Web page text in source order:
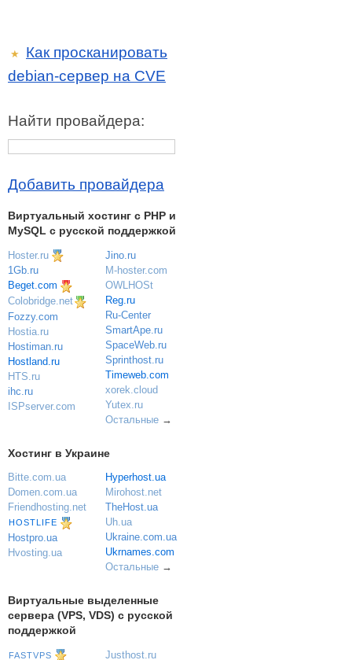
★
Как просканировать
debian-сервер на CVE
Найти провайдера:
Добавить провайдера
Виртуальный хостинг c PHP и
MySQL с русской поддержкой
Hoster.ru
1Gb.ru
Beget.com
Colobridge.net
Fozzy.com
Hostia.ru
Hostiman.ru
Hostland.ru
HTS.ru
ihc.ru
ISPserver.com
Jino.ru
M-hoster.com
OWLHOSt
Reg.ru
Ru-Center
SmartApe.ru
SpaceWeb.ru
Sprinthost.ru
Timeweb.com
xorek.cloud
Yutex.ru
Остальные→
Хостинг в Украине
Bitte.com.ua
Domen.com.ua
Friendhosting.net
HOSTLIFE
Hostpro.ua
Hvosting.ua
Hyperhost.ua
Mirohost.net
TheHost.ua
Uh.ua
Ukraine.com.ua
Ukrnames.com
Остальные→
Виртуальные выделенные
сервера (VPS, VDS) с русской
поддержкой
FASTVPS Justhost.ru